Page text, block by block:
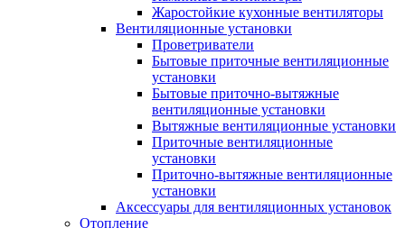
Жаростойкие кухонные вентиляторы
Вентиляционные установки
Проветриватели
Бытовые приточные вентиляционные
установки
Бытовые приточно-вытяжные
вентиляционные установки
Вытяжные вентиляционные установки
Приточные вентиляционные
установки
Приточно-вытяжные вентиляционные
установки
Аксессуары для вентиляционных установок
Отопление